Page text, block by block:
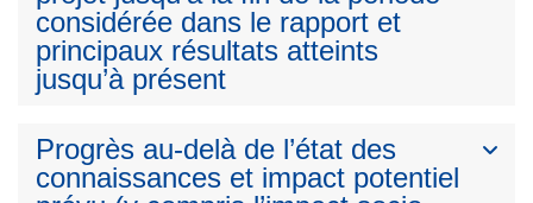
considérée dans le rapport et
principaux résultats atteints
jusqu’à présent
Progrès au-delà de l’état des
connaissances et impact potentiel